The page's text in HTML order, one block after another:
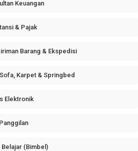
Keuangan
& Pajak
Barang & Ekspedisi
Karpet & Springbed
Elektronik
(Bimbel)